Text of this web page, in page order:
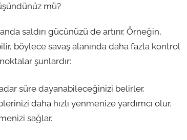
mü?
saldırı gücünüzü de artırır. Örneğin,
böylece savaş alanında daha fazla kontrol
şunlardır:
süre dayanabileceğinizi belirler.
daha hızlı yenmenize yardımcı olur.
sağlar.